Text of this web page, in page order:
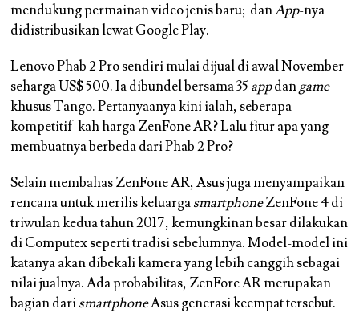
mendukung permainan video jenis baru; danApp-nya
didistribusikan lewat Google Play.
Lenovo Phab 2 Pro sendiri mulai dijual di awal November
seharga US$ 500. Ia dibundel bersama 35 appdangame
khusus Tango. Pertanyaanya kini ialah, seberapa
kompetitif-kah harga ZenFone AR? Lalu fitur apa yang
membuatnya berbeda dari Phab 2 Pro?
Selain membahas ZenFone AR, Asus juga menyampaikan
rencana untuk merilis keluargasmartphoneZenFone 4 di
triwulan kedua tahun 2017, kemungkinan besar dilakukan
di Computex seperti tradisi sebelumnya. Model-model ini
katanya akan dibekali kamera yang lebih canggih sebagai
nilai jualnya. Ada probabilitas, ZenFore AR merupakan
bagian darismartphoneAsus generasi keempat tersebut.